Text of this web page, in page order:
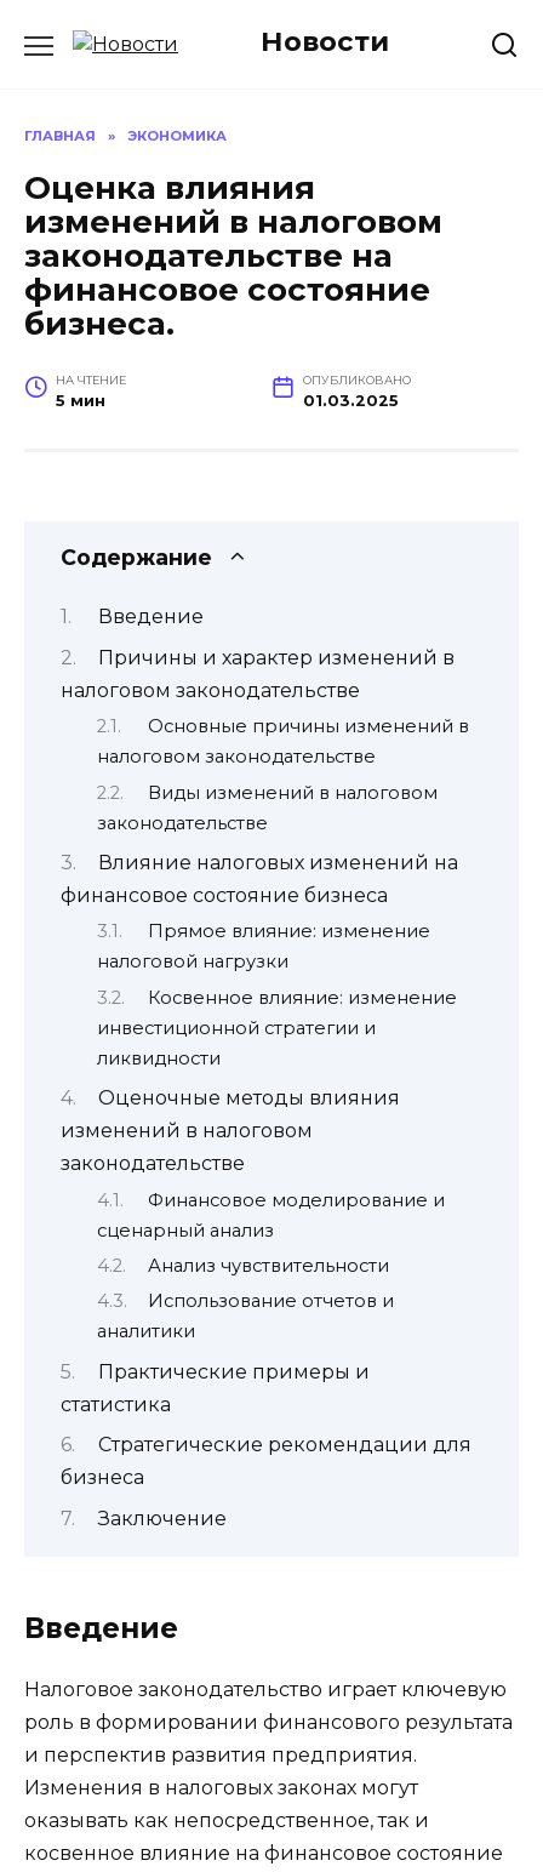
Новости
ГЛАВНАЯ » ЭКОНОМИКА
Оценка влияния
изменений в налоговом
законодательстве на
финансовое состояние
бизнеса.
НА ЧТЕНИЕ
5 мин
ОПУБЛИКОВАНО
01.03.2025
Содержание
Введение
Причины и характер изменений в
налоговом законодательстве
Основные причины изменений в
налоговом законодательстве
Виды изменений в налоговом
законодательстве
Влияние налоговых изменений на
финансовое состояние бизнеса
Прямое влияние: изменение
налоговой нагрузки
Косвенное влияние: изменение
инвестиционной стратегии и
ликвидности
Оценочные методы влияния
изменений в налоговом
законодательстве
Финансовое моделирование и
сценарный анализ
Анализ чувствительности
Использование отчетов и
аналитики
Практические примеры и
статистика
Стратегические рекомендации для
бизнеса
Заключение
Введение
Налоговое законодательство играет ключевую
роль в формировании финансового результата
и перспектив развития предприятия.
Изменения в налоговых законах могут
оказывать как непосредственное, так и
косвенное влияние на финансовое состояние